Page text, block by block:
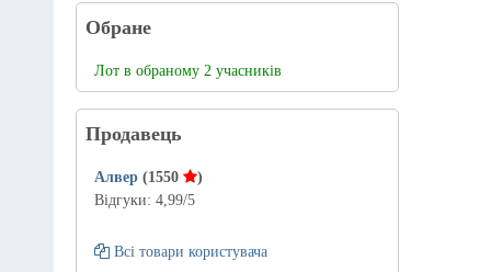
Обране
Лот в обраному 2 учасників
Продавець
Алвер (1550
)
Відгуки: 4,99/5
Всі товари користувача